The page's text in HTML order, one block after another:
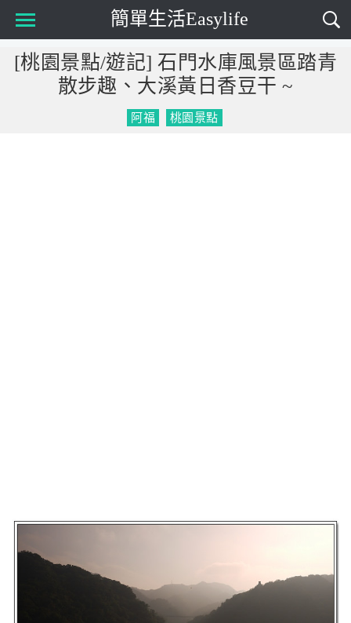
簡單生活Easylife
Main Menu
[桃園景點/遊記] 石門水庫風景區踏青
散步趣、大溪黃日香豆干 ~
阿福 桃園景點